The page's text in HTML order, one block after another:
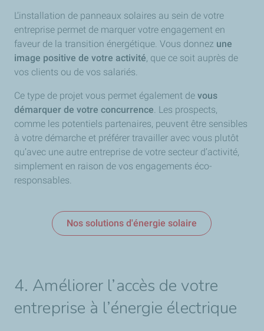
L’installation de panneaux solaires au sein de votre
entreprise permet de marquer votre engagement en
faveur de la transition énergétique. Vous donnez une
image positive de votre activité, que ce soit auprès de
vos clients ou de vos salariés.
Ce type de projet vous permet également de vous
démarquer de votre concurrence. Les prospects,
comme les potentiels partenaires, peuvent être sensibles
à votre démarche et préférer travailler avec vous plutôt
qu’avec une autre entreprise de votre secteur d’activité,
simplement en raison de vos engagements éco-
responsables.
Nos solutions d'énergie solaire
4. Améliorer l’accès de votre
entreprise à l’énergie électrique